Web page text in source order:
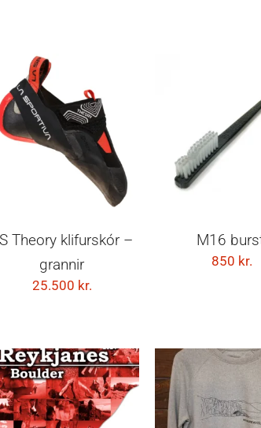
VELDU KOSTI
Theory klifurskór –
grannir
25.500 kr.
SETJA Í
M16
850 kr.